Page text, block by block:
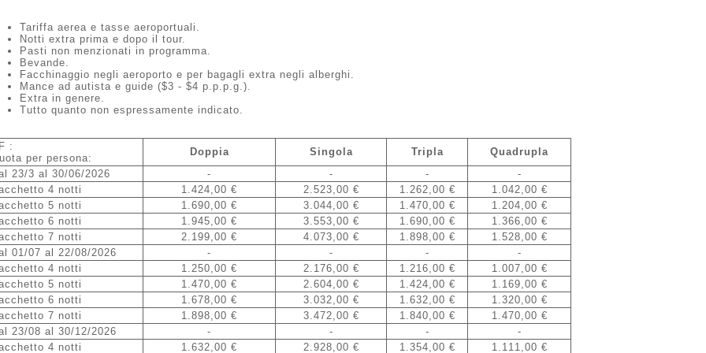
Tariffa aerea e tasse aeroportuali.
Notti extra prima e dopo il tour.
Pasti non menzionati in programma.
Bevande.
Facchinaggio negli aeroporto e per bagagli extra negli alberghi.
Mance ad autista e guide ($3 - $4 p.p.p.g.).
Extra in genere.
Tutto quanto non espressamente indicato.
:
per persona:
Doppia Singola Tripla
Quadrupla
23/3 al 30/06/2026
- - -
-
4 notti
1.424,00 € 2.523,00 € 1.262,00 €
1.042,00 €
5 notti
1.690,00 € 3.044,00 € 1.470,00 €
1.204,00 €
6 notti
1.945,00 € 3.553,00 € 1.690,00 €
1.366,00 €
7 notti
2.199,00 € 4.073,00 € 1.898,00 €
1.528,00 €
01/07 al 22/08/2026
- - -
-
4 notti
1.250,00 € 2.176,00 € 1.216,00 €
1.007,00 €
5 notti
1.470,00 € 2.604,00 € 1.424,00 €
1.169,00 €
6 notti
1.678,00 € 3.032,00 € 1.632,00 €
1.320,00 €
7 notti
1.898,00 € 3.472,00 € 1.840,00 €
1.470,00 €
23/08 al 30/12/2026
- - -
-
4 notti
1.632,00 € 2.928,00 € 1.354,00 € 1.111,00 €